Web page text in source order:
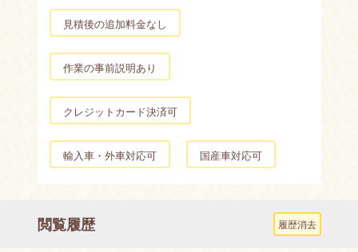
見積後の追加料金なし
作業の事前説明あり
クレジットカード決済可
輸入車・外車対応可 国産車対応可
閲覧履歴 履歴消去